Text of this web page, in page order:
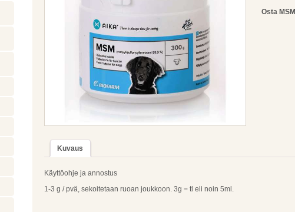
Osta MSM
Kuvaus
Käyttöohje ja annostus
1-3 g / pvä, sekoitetaan ruoan joukkoon. 3g = tl eli noin 5ml.